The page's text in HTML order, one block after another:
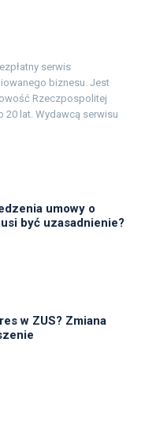
serwis
biznesu. Jest
Rzeczpospolitej
lat. Wydawcą serwisu
umowy o
być uzasadnienie?
w ZUS? Zmiana